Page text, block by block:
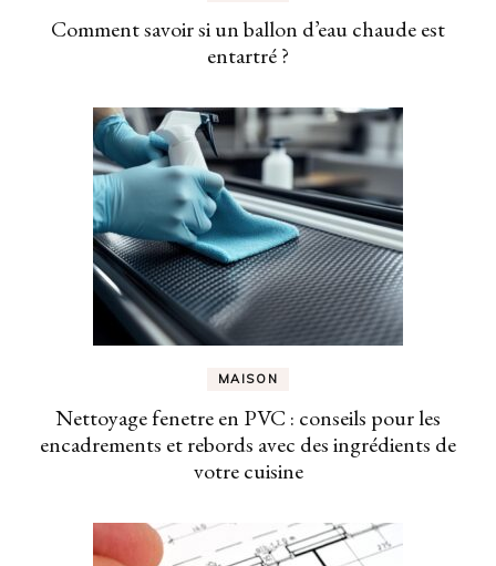
Comment savoir si un ballon d’eau chaude est
entartré ?
MAISON
Nettoyage fenetre en PVC : conseils pour les
encadrements et rebords avec des ingrédients de
votre cuisine